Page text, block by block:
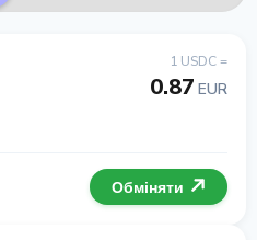
1 USDC =
0.87 EUR
Обміняти